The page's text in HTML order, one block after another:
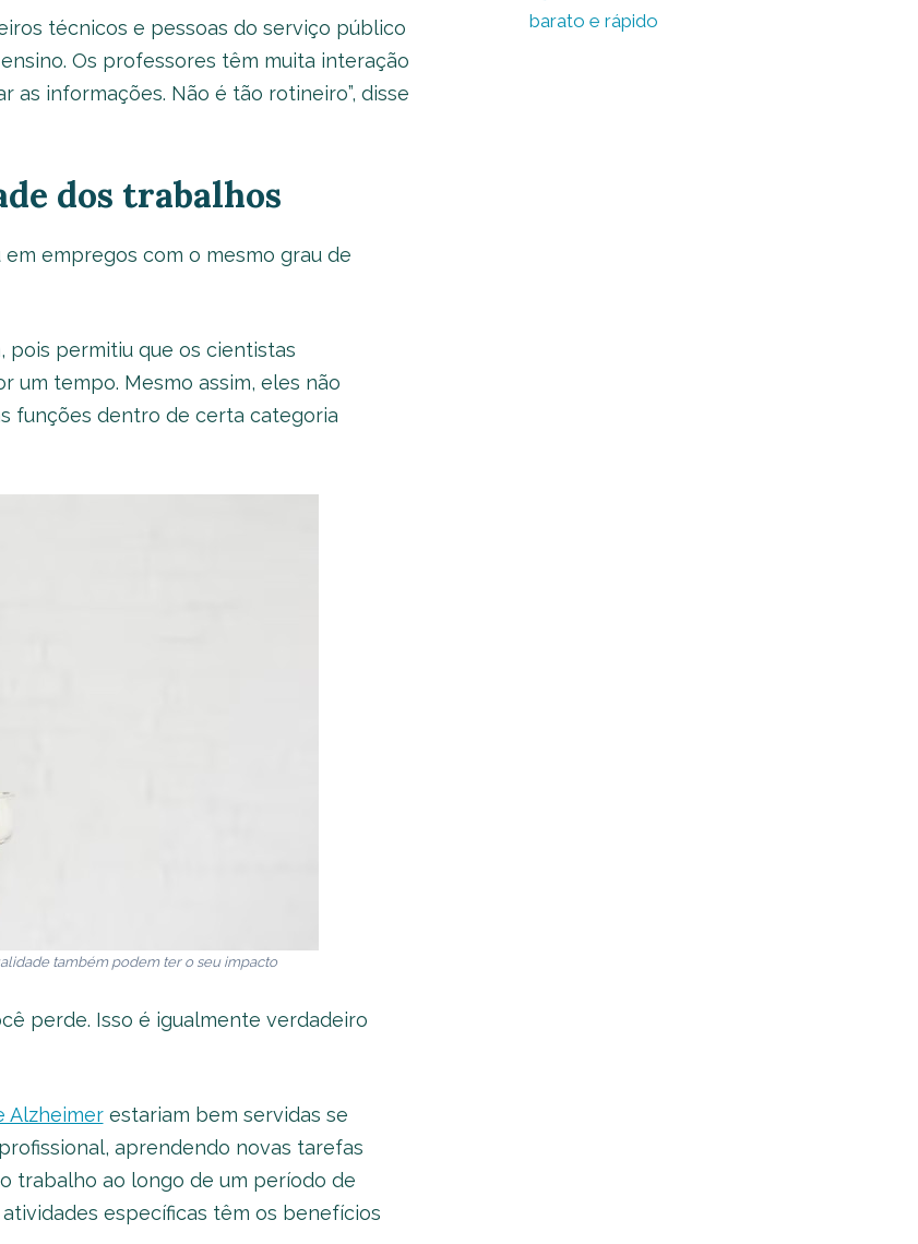
técnicos e pessoas do serviço público
Os professores têm muita interação
as informações. Não é tão rotineiro”, disse
dos trabalhos
empregos com o mesmo grau de
pois permitiu que os cientistas
um tempo. Mesmo assim, eles não
funções dentro de certa categoria
também podem ter o seu impacto
perde. Isso é igualmente verdadeiro
Alzheimerestariam bem servidas se
aprendendo novas tarefas
trabalho ao longo de um período de
específicas têm os benefícios
barato e rápido